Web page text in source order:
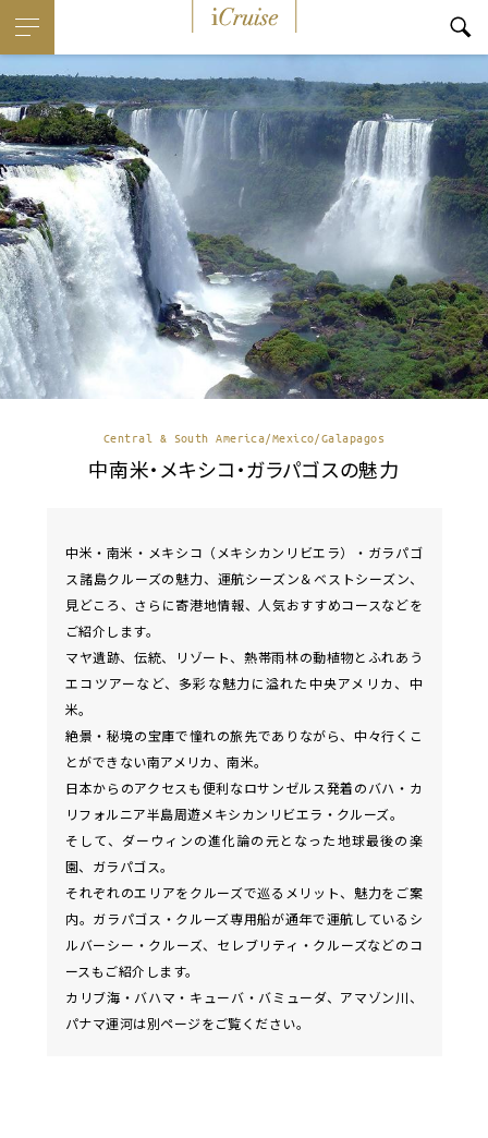
Central & South America/Mexico/Galapagos
中南米・メキシコ・ガラパゴスの魅力
中米・南米・メキシコ（メキシカンリビエラ）・ガラパゴ
ス諸島クルーズの魅力、運航シーズン＆ベストシーズン、
見どころ、さらに寄港地情報、人気おすすめコースなどを
ご紹介します。
マヤ遺跡、伝統、リゾート、熱帯雨林の動植物とふれあう
エコツアーなど、多彩な魅力に溢れた中央アメリカ、中
米。
絶景・秘境の宝庫で憧れの旅先でありながら、中々行くこ
とができない南アメリカ、南米。
日本からのアクセスも便利なロサンゼルス発着のバハ・カ
リフォルニア半島周遊メキシカンリビエラ・クルーズ。
そして、ダーウィンの進化論の元となった地球最後の楽
園、ガラパゴス。
それぞれのエリアをクルーズで巡るメリット、魅力をご案
内。ガラパゴス・クルーズ専用船が通年で運航しているシ
ルバーシー・クルーズ、セレブリティ・クルーズなどのコ
ースもご紹介します。
カリブ海・バハマ・キューバ・バミューダ、 アマゾン川、
パナマ運河は別ページをご覧ください。